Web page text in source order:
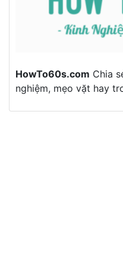
HowTo60s.com Chia
nghiệm, mẹo vặt hay